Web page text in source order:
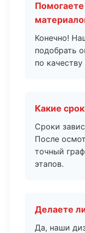
Конечно!
подобрать
по
Какие
Сроки
После
точный
этапов.
Делаете
Да, наши